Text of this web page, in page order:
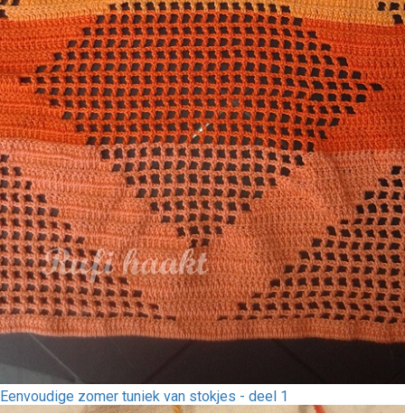
Eenvoudige zomer tuniek van stokjes - deel 1